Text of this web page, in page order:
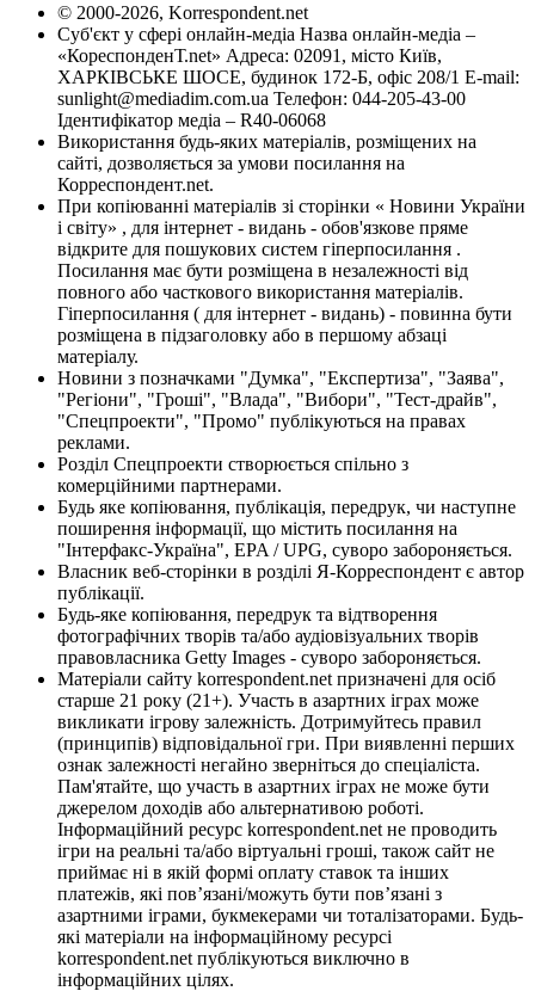
© 2000-2026, Korrespondent.net
Суб'єкт у сфері онлайн-медіа Назва онлайн-медіа –
«КореспонденТ.net» Адреса: 02091, місто Київ,
ХАРКІВСЬКЕ ШОСЕ, будинок 172-Б, офіс 208/1 E-mail:
sunlight@mediadim.com.ua Телефон: 044-205-43-00
Ідентифікатор медіа – R40-06068
Використання будь-яких матеріалів, розміщених на
сайті, дозволяється за умови посилання на
Корреспондент.net.
При копіюванні матеріалів зі сторінки « Новини України
і світу» , для інтернет - видань - обов'язкове пряме
відкрите для пошукових систем гіперпосилання .
Посилання має бути розміщена в незалежності від
повного або часткового використання матеріалів.
Гіперпосилання ( для інтернет - видань) - повинна бути
розміщена в підзаголовку або в першому абзаці
матеріалу.
Новини з позначками "Думка", "Експертиза", "Заява",
"Регіони", "Гроші", "Влада", "Вибори", "Тест-драйв",
"Спецпроекти", "Промо" публікуються на правах
реклами.
Розділ Спецпроекти створюється спільно з
комерційними партнерами.
Будь яке копіювання, публікація, передрук, чи наступне
поширення інформації, що містить посилання на
"Інтерфакс-Україна", EPA / UPG, суворо забороняється.
Власник веб-сторінки в розділі Я-Корреспондент є автор
публікації.
Будь-яке копіювання, передрук та відтворення
фотографічних творів та/або аудіовізуальних творів
правовласника Getty Images - суворо забороняється.
Матеріали сайту korrespondent.net призначені для осіб
старше 21 року (21+). Участь в азартних іграх може
викликати ігрову залежність. Дотримуйтесь правил
(принципів) відповідальної гри. При виявленні перших
ознак залежності негайно зверніться до спеціаліста.
Пам'ятайте, що участь в азартних іграх не може бути
джерелом доходів або альтернативою роботі.
Інформаційний ресурс korrespondent.net не проводить
ігри на реальні та/або віртуальні гроші, також сайт не
приймає ні в якій формі оплату ставок та інших
платежів, які пов’язані/можуть бути пов’язані з
азартними іграми, букмекерами чи тоталізаторами. Будь-
які матеріали на інформаційному ресурсі
korrespondent.net публікуються виключно в
інформаційних цілях.